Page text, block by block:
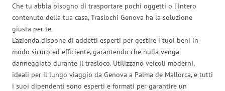
Che tu abbia bisogno di trasportare pochi oggetti o l’intero
contenuto della tua casa, Traslochi Genova ha la soluzione
giusta per te.
L’azienda dispone di addetti esperti per gestire i tuoi beni in
modo sicuro ed efficiente, garantendo che nulla venga
danneggiato durante il trasloco. Utilizzano veicoli moderni,
ideali per il lungo viaggio da Genova a Palma de Mallorca, e tutti
i suoi dipendenti sono esperti e formati per garantire un